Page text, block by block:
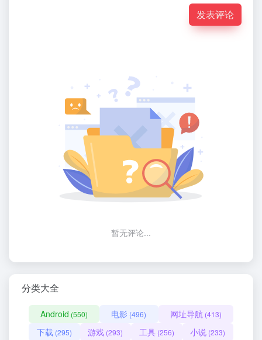
发表评论
暂无评论...
分类大全
Android (550) 电影 (496) 网址导航 (413)
下载 (295) 游戏 (293) 工具(256) 小说 (233)